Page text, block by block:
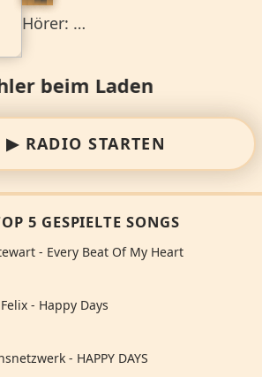
Hörer: …
Laden
▶ RADIO STARTEN
5 GESPIELTE SONGS
- Every Beat Of My Heart
- Happy Days
- HAPPY DAYS